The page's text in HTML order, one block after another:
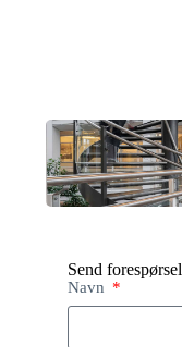
Send forespørsel
Navn